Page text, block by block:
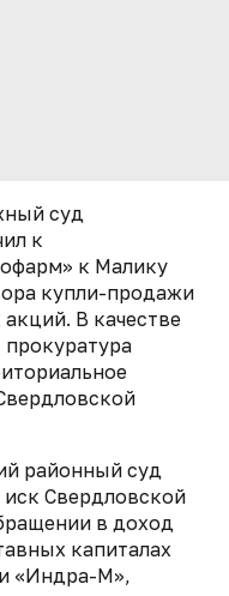
суд
к
к Малику
купли-продажи
В качестве
прокуратура
районный суд
иск Свердловской
в доход
капиталах
«Индра-М»,